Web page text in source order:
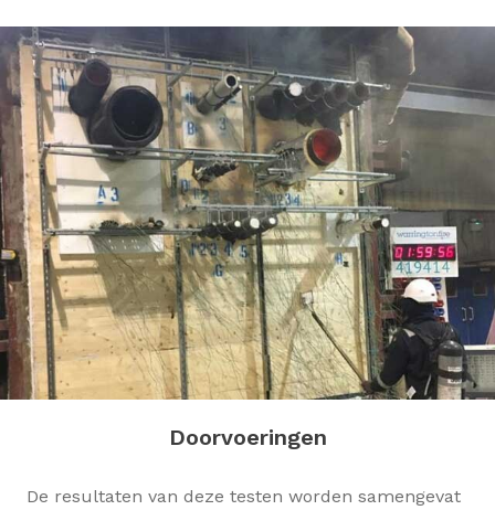
Doorvoeringen
De resultaten van deze testen worden samengevat